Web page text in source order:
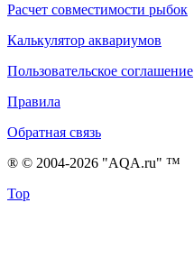
Расчет совместимости рыбок
Калькулятор аквариумов
Пользовательское соглашение
Правила
Обратная связь
® © 2004-2026 "AQA.ru" ™
Top